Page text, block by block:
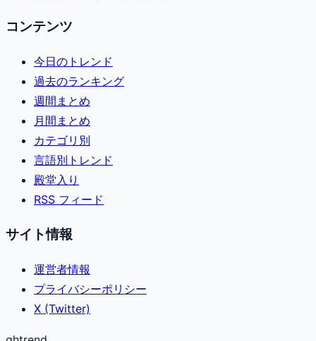
コンテンツ
今日のトレンド
過去のランキング
週間まとめ
月間まとめ
カテゴリ別
言語別トレンド
殿堂入り
RSS フィード
サイト情報
運営者情報
プライバシーポリシー
X (Twitter)